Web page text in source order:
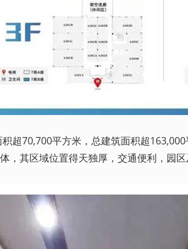
超70,700平方米，总建筑面积超
，其区域位置得天独厚，交通便利，园区